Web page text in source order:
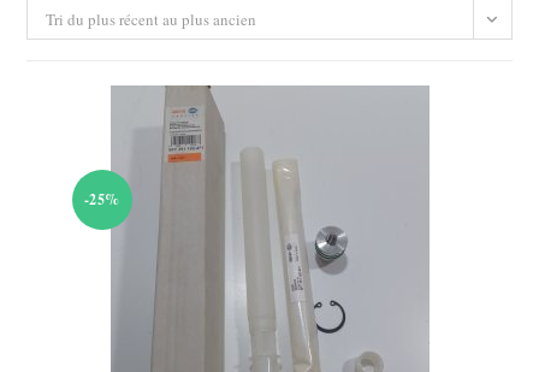
Tri du plus récent au plus ancien
-25%